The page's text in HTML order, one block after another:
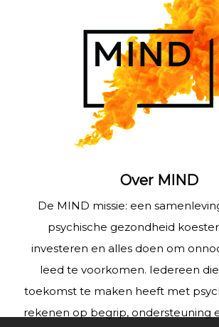
Over MIND
De MIND missie: een
psychische gezondheid
investeren en alles doen om
leed te voorkomen. Iedereen
toekomst te maken heeft met
rekenen op begrip, ondersteuning